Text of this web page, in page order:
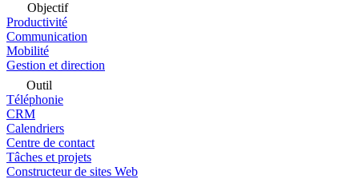
Objectif
Productivité
Communication
Mobilité
Gestion et direction
Outil
Téléphonie
CRM
Calendriers
Centre de contact
Tâches et projets
Constructeur de sites Web